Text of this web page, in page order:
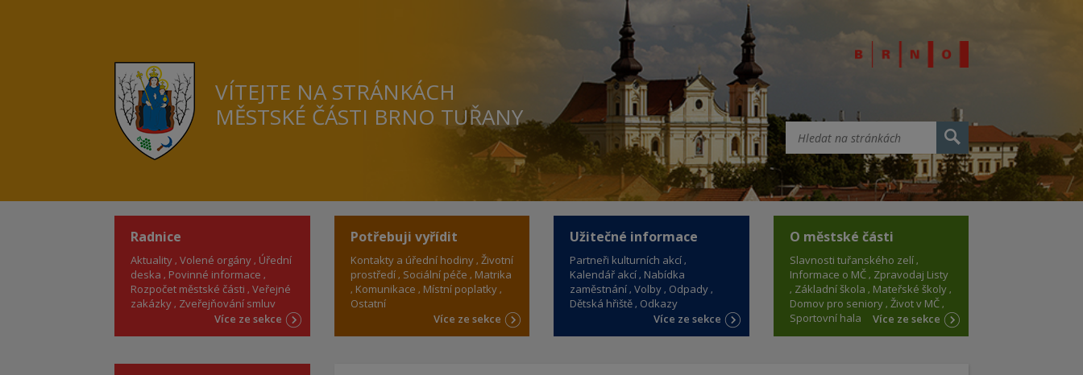
VÍTEJTE NA STRÁNKÁCH
MĚSTSKÉ ČÁSTI BRNO TUŘANY
Radnice
Aktuality Volené orgány Úřední
deska
Povinné informace
Rozpočet městské části Veřejné
zakázky Zveřejňování smluv
Více ze sekce
Potřebuji vyřídit
Kontakty a úřední hodiny Životní
prostředí Sociální péče
Matrika
Komunikace
Místní poplatky
Ostatní
Více ze sekce
Užitečné informace
Partneři kulturních akcí
Kalendář akcí Nabídka
zaměstnání Volby Odpady
Dětská hřiště Odkazy
Více ze sekce
O městské části
Slavnosti tuřanského zelí
Informace o MČ Zpravodaj Listy
Základní škola
Mateřské školy
Domov pro seniory Život v MČ
Sportovní hala
Více ze sekce